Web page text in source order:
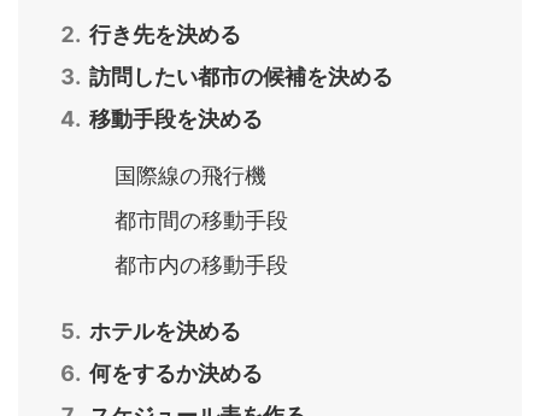
行き先を決める
訪問したい都市の候補を決める
移動手段を決める
国際線の飛行機
都市間の移動手段
都市内の移動手段
ホテルを決める
何をするか決める